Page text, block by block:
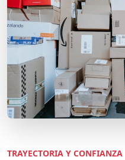
TRAYECTORIA Y CONFIANZA